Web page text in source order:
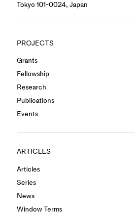
Tokyo 101-0024, Japan
PROJECTS
Grants
Fellowship
Research
Publications
Events
ARTICLES
Articles
Series
News
Window Terms